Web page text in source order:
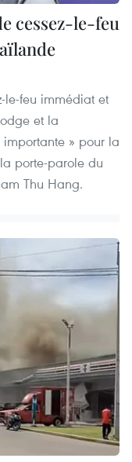
cessez-le-feu
le-feu immédiat et
et la
» pour la
porte-parole du
Thu Hang.